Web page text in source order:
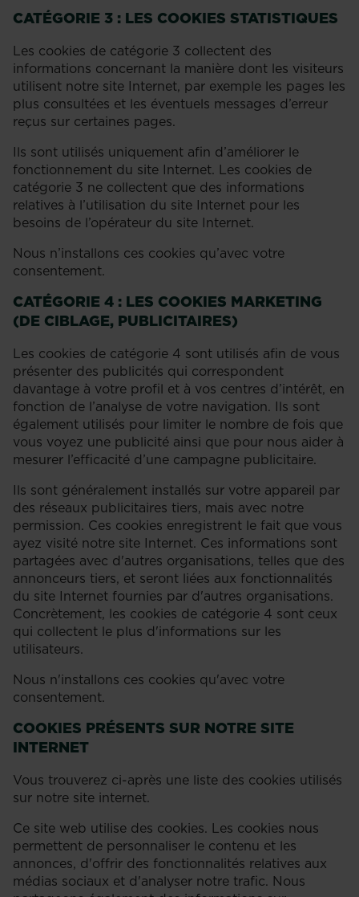
CATÉGORIE 3 : LES COOKIES STATISTIQUES
Les cookies de catégorie 3 collectent des
informations concernant la manière dont les visiteurs
utilisent notre site Internet, par exemple les pages les
plus consultées et les éventuels messages d’erreur
reçus sur certaines pages.
Ils sont utilisés uniquement afin d’améliorer le
fonctionnement du site Internet. Les cookies de
catégorie 3 ne collectent que des informations
relatives à l’utilisation du site Internet pour les
besoins de l’opérateur du site Internet.
Nous n’installons ces cookies qu’avec votre
consentement.
CATÉGORIE 4 : LES COOKIES MARKETING
(DE CIBLAGE, PUBLICITAIRES)
Les cookies de catégorie 4 sont utilisés afin de vous
présenter des publicités qui correspondent
davantage à votre profil et à vos centres d’intérêt, en
fonction de l’analyse de votre navigation. Ils sont
également utilisés pour limiter le nombre de fois que
vous voyez une publicité ainsi que pour nous aider à
mesurer l’efficacité d’une campagne publicitaire.
Ils sont généralement installés sur votre appareil par
des réseaux publicitaires tiers, mais avec notre
permission. Ces cookies enregistrent le fait que vous
ayez visité notre site Internet. Ces informations sont
partagées avec d'autres organisations, telles que des
annonceurs tiers, et seront liées aux fonctionnalités
du site Internet fournies par d'autres organisations.
Concrètement, les cookies de catégorie 4 sont ceux
qui collectent le plus d'informations sur les
utilisateurs.
Nous n'installons ces cookies qu'avec votre
consentement.
COOKIES PRÉSENTS SUR NOTRE SITE
INTERNET
Vous trouverez ci-après une liste des cookies utilisés
sur notre site internet.
Ce site web utilise des cookies. Les cookies nous
permettent de personnaliser le contenu et les
annonces, d'offrir des fonctionnalités relatives aux
médias sociaux et d'analyser notre trafic. Nous